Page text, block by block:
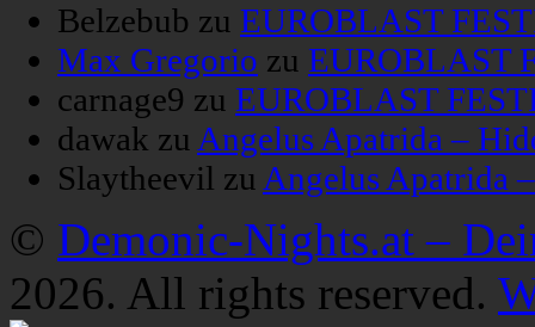
Belzebub zu EUROBLAST
Max Gregorio zu EUROBLAST
carnage9 zu EUROBLAST
dawak zu Angelus Apatrida –
Slaytheevil zu Angelus Apatrida
© Demonic-Nights.at –
2026. All rights reserved.